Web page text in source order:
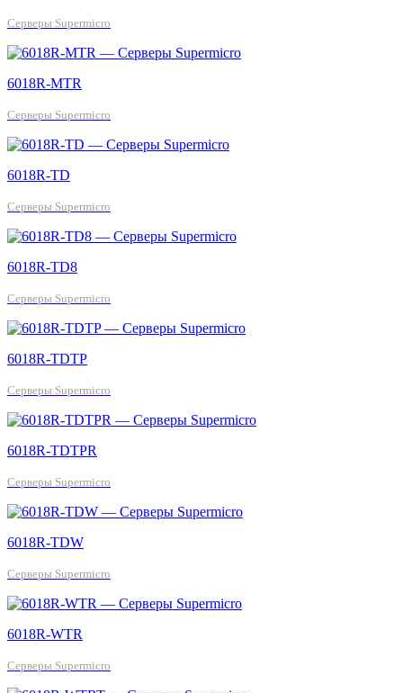
Серверы Supermicro
6018R-MTR
Серверы Supermicro
6018R-TD
Серверы Supermicro
6018R-TD8
Серверы Supermicro
6018R-TDTP
Серверы Supermicro
6018R-TDTPR
Серверы Supermicro
6018R-TDW
Серверы Supermicro
6018R-WTR
Серверы Supermicro